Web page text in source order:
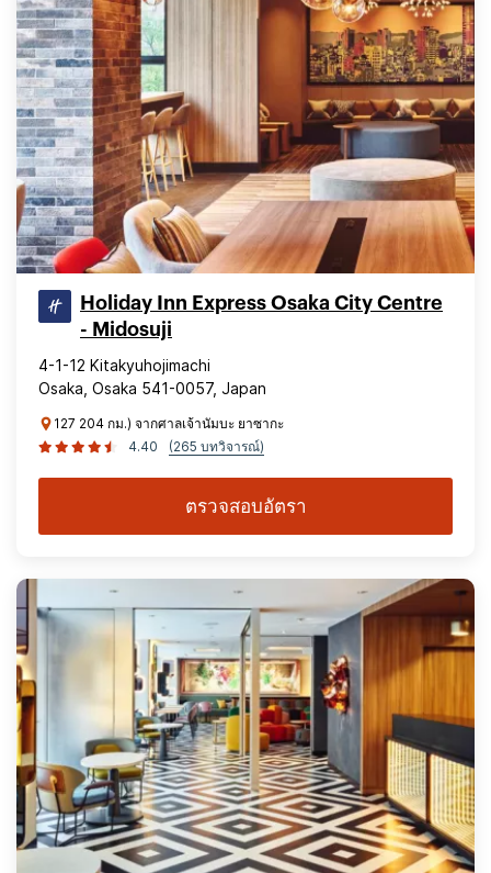
Holiday Inn Express Osaka City Centre
- Midosuji
4-1-12 Kitakyuhojimachi
Osaka, Osaka 541-0057, Japan
127 204 กม.) จากศาลเจ้านัมบะ ยาซากะ
4.40
(265 บทวิจารณ์)
ตรวจสอบอัตรา